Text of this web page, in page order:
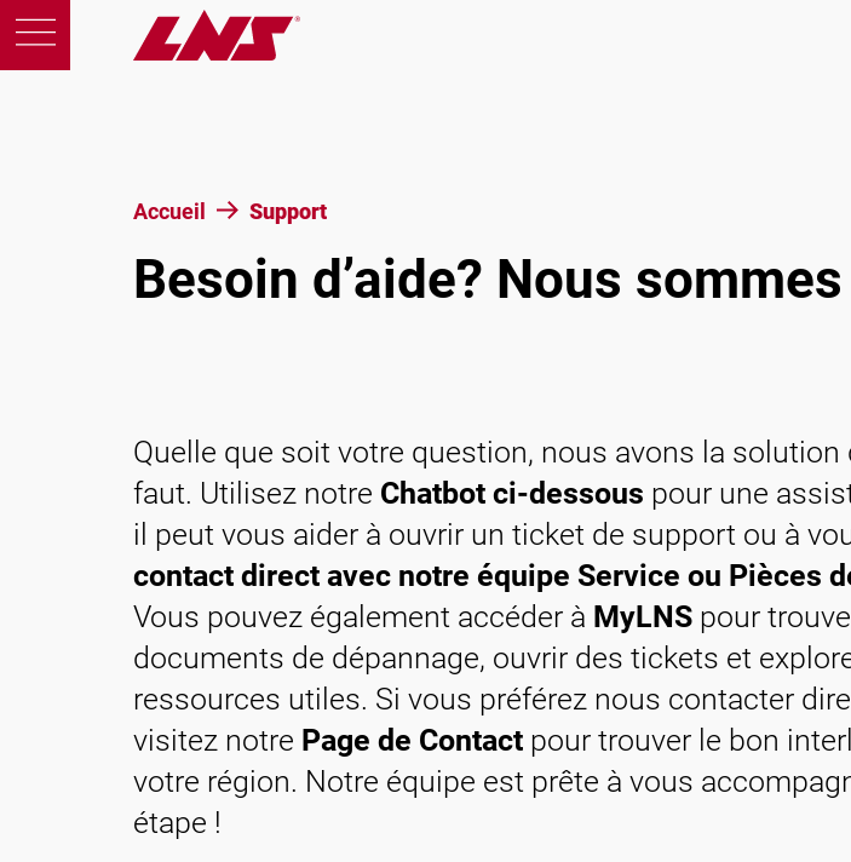
Accueil Support
Besoin d’aide? Nous
Quelle que soit votre question, nous avons la solution
faut. Utilisez notre Chatbot ci-dessous pour une
il peut vous aider à ouvrir un ticket de support ou à
contact direct avec notre équipe Service ou Pièces
Vous pouvez également accéder à MyLNS pour
documents de dépannage, ouvrir des tickets et
ressources utiles. Si vous préférez nous contacter
visitez notre Page de Contact pour trouver le bon
votre région. Notre équipe est prête à vous
étape !
Produits
Support
A propos de nous
Carrières
Contact